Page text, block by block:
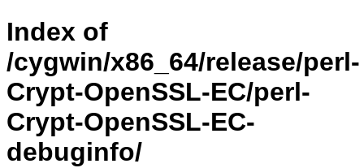
Index of
/cygwin/x86_64/release/perl-
Crypt-OpenSSL-EC/perl-
Crypt-OpenSSL-EC-
debuginfo/